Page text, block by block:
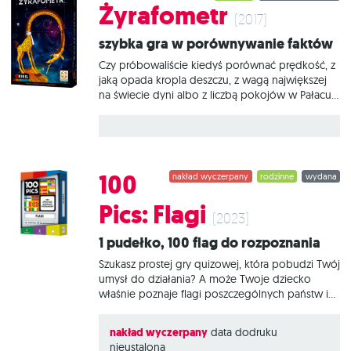
przegonią! Wymyśl to! jest wesołą i szybką grą
na spotkania rodzinne i imprezy. W każdej turze
losujesz kartę litery i kartę kategorii, po czym
wszyscy ścigają
Żyrafometr (2017)
Szybka gra w porównywanie faktów
Czy próbowaliście kiedyś porównać prędkość, z
jaką opada kropla deszczu, z wagą największej
na świecie dyni albo z liczbą pokojów w Pałacu
wspólnymi siłami (lub grając przeciwko sobie)
obstawiać, które z nich mają przypisaną
polega? Na początku rundy gracze z talii 300 kart
losują sześć i układają je na torze z liczbami. Przy
użyciu żetonów na planszy głosowania, muszą
odgadnąć, który z faktów na odwrocie ma
wydana
rodzinne
nakład wyczerpany
100
Pics: Flagi (2023)
1 pudełko, 100 flag do rozpoznania
Szukasz prostej gry quizowej, która pobudzi Twój
umysł do działania? A może Twoje dziecko
właśnie poznaje flagi poszczególnych państw i
znajdziesz praktyczną obudowę oraz 100
nakład wyczerpany data dodruku
nieustalona